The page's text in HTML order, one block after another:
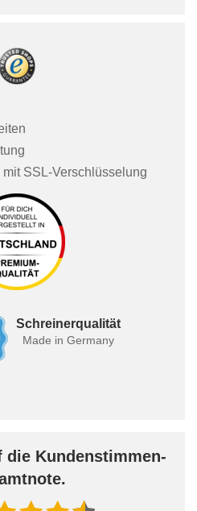
SSL-Verschlüsselung
Schreinerqualität
Made in Germany
Kundenstimmen-